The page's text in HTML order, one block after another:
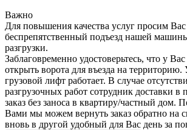
Важно
Для повышения качества услуг просим Вас
беспрепятственный подъезд нашей
разгрузки.
Заблаговременно удостоверьтесь, что у
открыть ворота для въезда на территорию.
грузовой лифт работает. В случае
разгрузочных работ сотрудник доставки в
заказ без заноса в квартиру/частный дом.
Вами мы можем вернуть заказ обратно на
вновь в другой удобный для Вас день за